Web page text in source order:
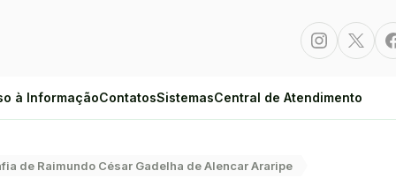
Instagram
à InformaçãoContatosSistemasCentral de Atendimento
de Raimundo César Gadelha de Alencar Araripe